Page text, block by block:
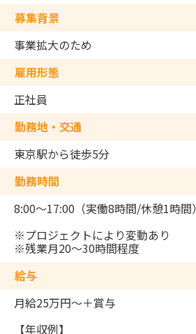
募集背景
事業拡大のため
雇用形態
正社員
勤務地・交通
東京駅から徒歩5分
勤務時間
8:00〜17:00（実働8時間/休憩1時間）
※プロジェクトにより変動あり
※残業月20〜30時間程度
給与
月給25万円〜＋賞与
【年収例】